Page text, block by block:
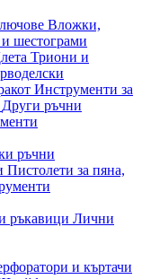
Вложки,
шестограми
Триони и
Инструменти за
Други ръчни
ръчни
Пистолети за пяна,
ръкавици Лични
и къртачи